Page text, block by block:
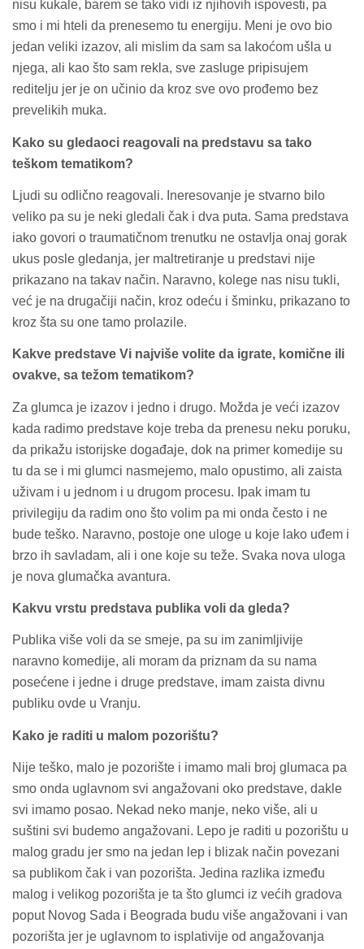
nisu kukale, barem se tako vidi iz njihovih ispovesti, pa
smo i mi hteli da prenesemo tu energiju. Meni je ovo bio
jedan veliki izazov, ali mislim da sam sa lakoćom ušla u
njega, ali kao što sam rekla, sve zasluge pripisujem
reditelju jer je on učinio da kroz sve ovo prođemo bez
prevelikih muka.
Kako su gledaoci reagovali na predstavu sa tako
teškom tematikom?
Ljudi su odlično reagovali. Ineresovanje je stvarno bilo
veliko pa su je neki gledali čak i dva puta. Sama predstava
iako govori o traumatičnom trenutku ne ostavlja onaj gorak
ukus posle gledanja, jer maltretiranje u predstavi nije
prikazano na takav način. Naravno, kolege nas nisu tukli,
već je na drugačiji način, kroz odeću i šminku, prikazano to
kroz šta su one tamo prolazile.
Kakve predstave Vi najviše volite da igrate, komične ili
ovakve, sa težom tematikom?
Za glumca je izazov i jedno i drugo. Možda je veći izazov
kada radimo predstave koje treba da prenesu neku poruku,
da prikažu istorijske događaje, dok na primer komedije su
tu da se i mi glumci nasmejemo, malo opustimo, ali zaista
uživam i u jednom i u drugom procesu. Ipak imam tu
privilegiju da radim ono što volim pa mi onda često i ne
bude teško. Naravno, postoje one uloge u koje lako uđem i
brzo ih savladam, ali i one koje su teže. Svaka nova uloga
je nova glumačka avantura.
Kakvu vrstu predstava publika voli da gleda?
Publika više voli da se smeje, pa su im zanimljivije
naravno komedije, ali moram da priznam da su nama
posećene i jedne i druge predstave, imam zaista divnu
publiku ovde u Vranju.
Kako je raditi u malom pozorištu?
Nije teško, malo je pozorište i imamo mali broj glumaca pa
smo onda uglavnom svi angažovani oko predstave, dakle
svi imamo posao. Nekad neko manje, neko više, ali u
suštini svi budemo angažovani. Lepo je raditi u pozorištu u
malog gradu jer smo na jedan lep i blizak način povezani
sa publikom čak i van pozorišta. Jedina razlika između
malog i velikog pozorišta je ta što glumci iz većih gradova
poput Novog Sada i Beograda budu više angažovani i van
pozorišta jer je uglavnom to isplativije od angažovanja